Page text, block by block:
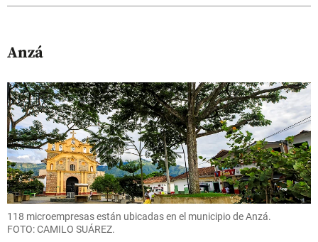
Anzá
118 microempresas están ubicadas en el municipio de Anzá.
FOTO: CAMILO SUÁREZ.